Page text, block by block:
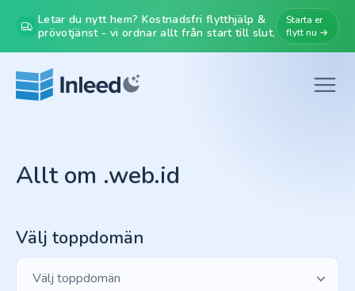
Letar du nytt hem? Kostnadsfri flytthjälp &
prövotjänst - vi ordnar allt från start till slut.
Starta er
flytt nu →
Allt om .web.id
Välj toppdomän
Välj toppdomän